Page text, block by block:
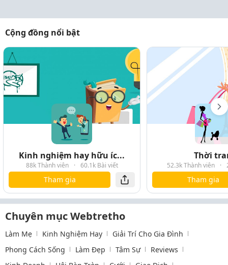
Cộng đồng nổi bật
Kinh nghiệm hay hữu íc...
88k Thành viên · 60.1k Bài viết
Tham gia
Thời
52.3k Thành viên ·
Tham gia
Chuyên mục Webtretho
Làm Mẹ Kinh Nghiệm Hay
Giải Trí Cho Gia Đình
Phong Cách Sống
Làm Đẹp Tâm Sự
Reviews